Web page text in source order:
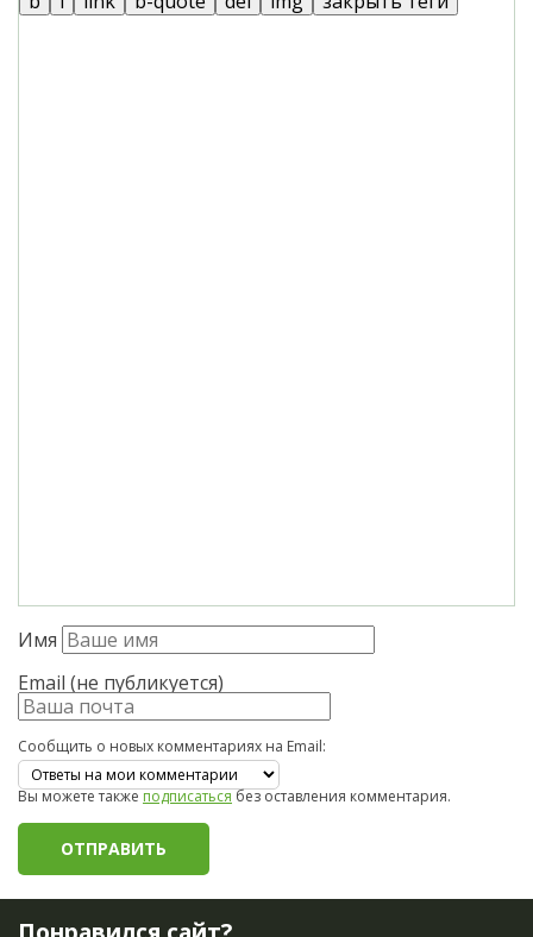
Имя
Email (не публикуется)
Сообщить о новых комментариях на Email:
Вы можете такжеподписатьсябез оставления комментария.